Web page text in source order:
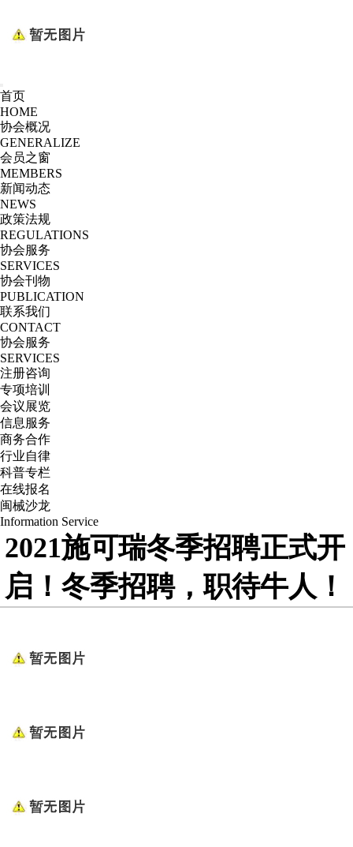
首页
HOME
协会概况
GENERALIZE
会员之窗
MEMBERS
新闻动态
NEWS
政策法规
REGULATIONS
协会服务
SERVICES
协会刊物
PUBLICATION
联系我们
CONTACT
协会服务
SERVICES
注册咨询
专项培训
会议展览
信息服务
商务合作
行业自律
科普专栏
在线报名
闽械沙龙
Information Service
2021施可瑞冬季招聘正式开
启！冬季招聘，职待牛人！